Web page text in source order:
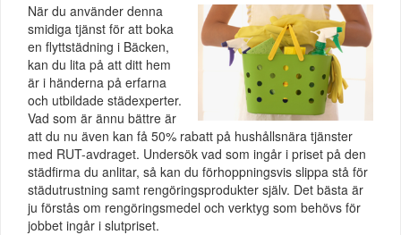
När du använder denna
smidiga tjänst för att boka
en flyttstädning i Bäcken,
kan du lita på att ditt hem
är i händerna på erfarna
och utbildade städexperter.
Vad som är ännu bättre är
att du nu även kan få 50% rabatt på hushållsnära tjänster
med RUT-avdraget. Undersök vad som ingår i priset på den
städfirma du anlitar, så kan du förhoppningsvis slippa stå för
städutrustning samt rengöringsprodukter själv. Det bästa är
ju förstås om rengöringsmedel och verktyg som behövs för
jobbet ingår i slutpriset.